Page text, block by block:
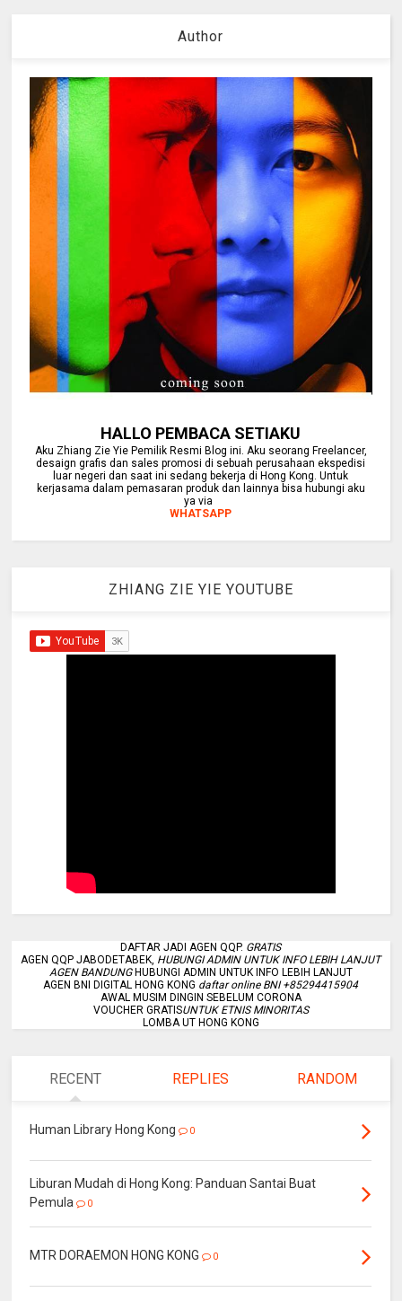
Author
HALLO PEMBACA SETIAKU
Aku Zhiang Zie Yie Pemilik Resmi Blog ini. Aku seorang Freelancer,
desaign grafis dan sales promosi di sebuah perusahaan ekspedisi
luar negeri dan saat ini sedang bekerja di Hong Kong. Untuk
kerjasama dalam pemasaran produk dan lainnya bisa hubungi aku
ya via
WHATSAPP
ZHIANG ZIE YIE YOUTUBE
DAFTAR JADI AGEN QQP. GRATIS
AGEN QQP JABODETABEK, HUBUNGI ADMIN UNTUK INFO LEBIH LANJUT
AGEN BANDUNGHUBUNGI ADMIN UNTUK INFO LEBIH LANJUT
AGEN BNI DIGITAL HONG KONG daftar online BNI +85294415904
AWAL MUSIM DINGIN SEBELUM CORONA
VOUCHER GRATISUNTUK ETNIS MINORITAS
LOMBA UT HONG KONG
RECENT REPLIES RANDOM
Human Library Hong Kong 0
Liburan Mudah di Hong Kong: Panduan Santai Buat
Pemula
0
MTR DORAEMON HONG KONG 0